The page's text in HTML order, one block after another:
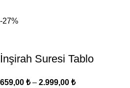
-27%
İnşirah Suresi Tablo
659,00 ₺ – 2.999,00 ₺